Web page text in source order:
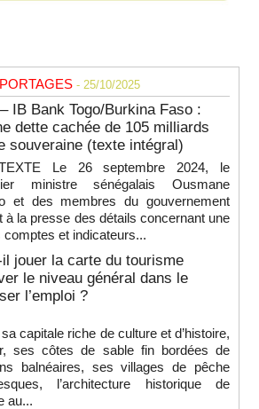
- 25/10/2025
IB Bank Togo/Burkina Faso :
dette cachée de 105 milliards
souveraine (texte intégral)
Le 26 septembre 2024, le
ministre sénégalais Ousmane
et des membres du gouvernement
à la presse des détails concernant une
et indicateurs...
jouer la carte du tourisme
le niveau général dans le
l’emploi ?
capitale riche de culture et d’histoire,
ses côtes de sable fin bordées de
balnéaires, ses villages de pêche
l’architecture historique de
au...